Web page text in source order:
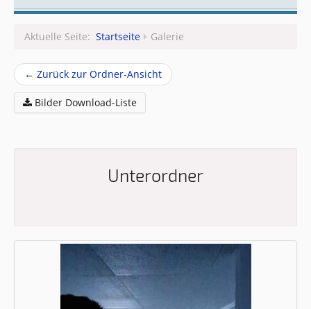
Aktuelle Seite: Startseite Galerie
← Zurück zur Ordner-Ansicht
Bilder Download-Liste
Unterordner